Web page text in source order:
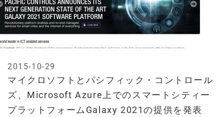
マイクロソフトとパシフィック・コントロール
ズ、Microsoft Azure上でのスマートシティー
プラットフォームGalaxy 2021の提供を発表
2015-10-29